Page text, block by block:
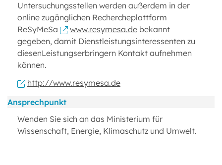
Untersuchungsstellen werden außerdem in der
online zugänglichen Rechercheplattform
ReSyMeSa
www.resymesa.de bekannt
gegeben, damit Dienstleistungsinteressenten zu
diesenLeistungserbringern Kontakt aufnehmen
können.
http://www.resymesa.de
Ansprechpunkt
Wenden Sie sich an das Ministerium für
Wissenschaft, Energie, Klimaschutz und Umwelt.